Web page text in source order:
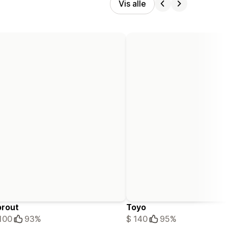
Vis alle
93%
Toyo
$ 140
95%